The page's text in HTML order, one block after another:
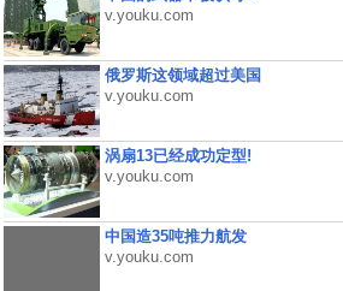
v.youku.com
俄罗斯这领域超过美国
v.youku.com
涡扇13已经成功定型!
v.youku.com
中国造35吨推力航发
v.youku.com